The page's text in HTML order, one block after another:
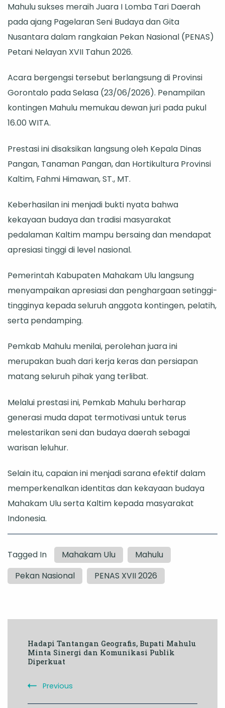
I
Lomba
Tari
Mahulu sukses meraih Juara I Lomba Tari Daerah
pada ajang Pagelaran Seni Budaya dan Gita
Nusantara dalam rangkaian Pekan Nasional (PENAS)
Petani Nelayan XVII Tahun 2026.
Acara bergengsi tersebut berlangsung di Provinsi
Gorontalo pada Selasa (23/06/2026). Penampilan
kontingen Mahulu memukau dewan juri pada pukul
16.00 WITA.
Prestasi ini disaksikan langsung oleh Kepala Dinas
Pangan, Tanaman Pangan, dan Hortikultura Provinsi
Kaltim, Fahmi Himawan, ST., MT.
Keberhasilan ini menjadi bukti nyata bahwa
kekayaan budaya dan tradisi masyarakat
pedalaman Kaltim mampu bersaing dan mendapat
apresiasi tinggi di level nasional.
Pemerintah Kabupaten Mahakam Ulu langsung
menyampaikan apresiasi dan penghargaan setinggi-
tingginya kepada seluruh anggota kontingen, pelatih,
serta pendamping.
Pemkab Mahulu menilai, perolehan juara ini
merupakan buah dari kerja keras dan persiapan
matang seluruh pihak yang terlibat.
Melalui prestasi ini, Pemkab Mahulu berharap
generasi muda dapat termotivasi untuk terus
melestarikan seni dan budaya daerah sebagai
warisan leluhur.
Selain itu, capaian ini menjadi sarana efektif dalam
memperkenalkan identitas dan kekayaan budaya
Mahakam Ulu serta Kaltim kepada masyarakat
Indonesia.
Tagged In Mahakam Ulu
Mahulu
Pekan Nasional
PENAS XVII 2026
Navigation
Hadapi Tantangan Geografis, Bupati Mahulu
Minta Sinergi dan Komunikasi Publik
Diperkuat
Previous